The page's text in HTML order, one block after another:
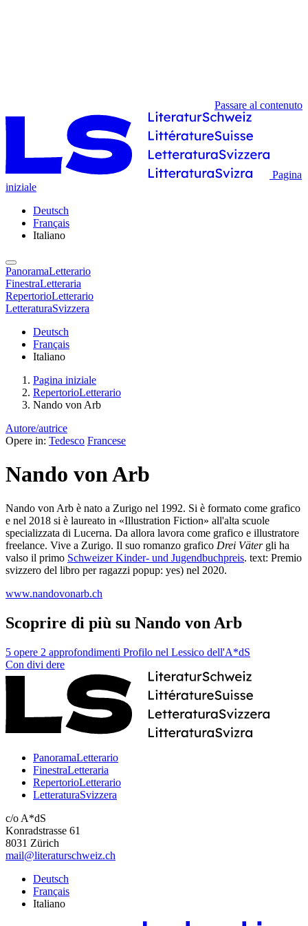
Passare al contenuto
Pagina
iniziale
Deutsch
Français
Italiano
PanoramaLetterario
FinestraLetteraria
RepertorioLetterario
LetteraturaSvizzera
Deutsch
Français
Italiano
Pagina iniziale
RepertorioLetterario
Nando von Arb
Autore/autrice
Opere in: Tedesco Francese
Nando von Arb
Nando von Arb è nato a Zurigo nel 1992. Si è formato come grafico
e nel 2018 si è laureato in «Illustration Fiction» all'alta scuole
specializzata di Lucerna. Da allora lavora come grafico e illustratore
freelance. Vive a Zurigo. Il suo romanzo grafico Drei Vätergli ha
valso il primo Schweizer Kinder- und Jugendbuchpreis. text: Premio
svizzero del libro per ragazzi popup: yes) nel 2020.
www.nandovonarb.ch
Scoprire di più su Nando von Arb
5 opere 2 approfondimenti Profilo nel Lessico dell'A*dS
Con divi dere
PanoramaLetterario
FinestraLetteraria
RepertorioLetterario
LetteraturaSvizzera
c/o A*dS
Konradstrasse 61
8031 Zürich
mail@literaturschweiz.ch
Deutsch
Français
Italiano